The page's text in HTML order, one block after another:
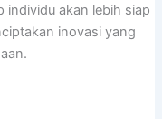
individu akan lebih siap
inovasi yang